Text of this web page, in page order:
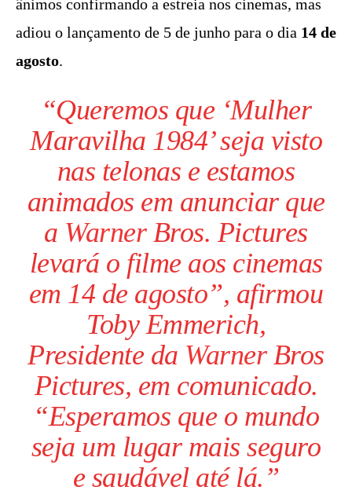
ânimos confirmando a estreia nos cinemas, mas
adiou o lançamento de 5 de junho para o dia 14 de
agosto.
“Queremos que ‘Mulher
Maravilha 1984’ seja visto
nas telonas e estamos
animados em anunciar que
a WarnerBros. Pictures
levará o filme aos cinemas
em 14 de agosto”, afirmou
Toby Emmerich,
Presidente da WarnerBros
Pictures, em comunicado.
“Esperamos que o mundo
seja um lugar mais seguro
e saudável até lá.”